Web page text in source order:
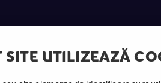
SITE UTILIZEAZĂ